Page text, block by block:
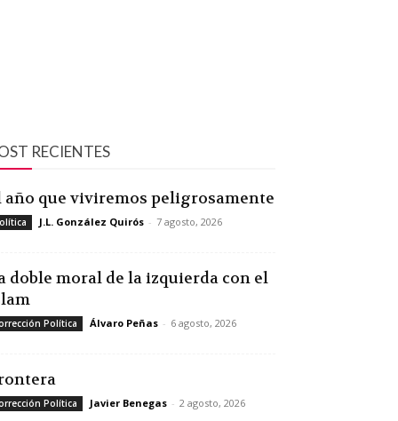
RECIENTES
año que viviremos peligrosamente
J.L. González Quirós - 7 agosto, 2026
doble moral de la izquierda con el
Política Álvaro Peñas - 6 agosto, 2026
Política Javier Benegas - 2 agosto, 2026